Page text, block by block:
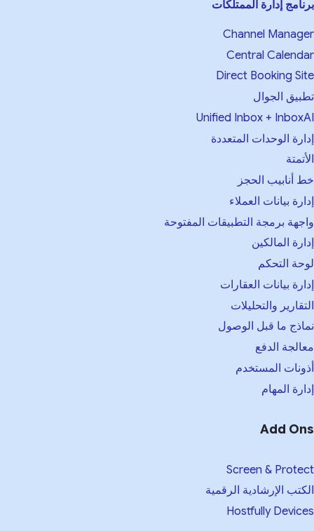
إدارة الممتلكات
Channel
Central
Direct Booking
الجوال
Unified Inbox +
الوحدات المتعددة
أنابيب الحجز
بيانات العملاء
برمجة التطبيقات المفتوحة
المالكين
التحكم
بيانات العقارات
والتحليلات
ما قبل الوصول
الدفع
المستخدم
المهام
Add
Screen &
الإرشادية الرقمية
Hostfully